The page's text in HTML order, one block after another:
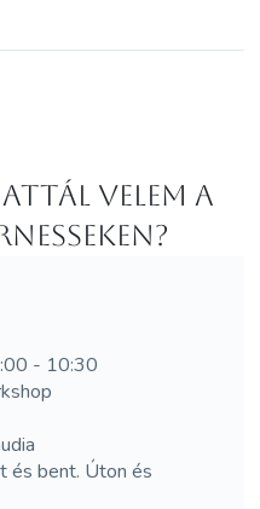
velem a
- 10:30
és bent. Úton és